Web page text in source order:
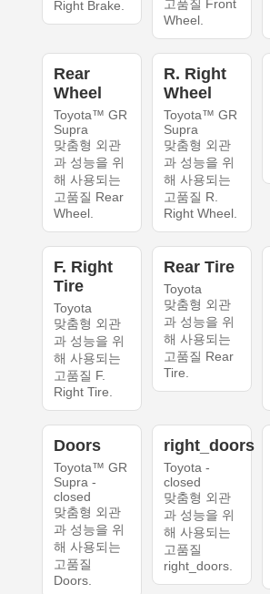
Right Brake.
고품질 Front
Wheel.
Rear
Wheel
Toyota™ GR
Supra
맞춤형 외관
과 성능을 위
해 사용되는
고품질 Rear
Wheel.
R. Right
Wheel
Toyota™ GR
Supra
맞춤형 외관
과 성능을 위
해 사용되는
고품질 R.
Right Wheel.
F. Right
Tire
Toyota
맞춤형 외관
과 성능을 위
해 사용되는
고품질 F.
Right Tire.
Rear Tire
Toyota
맞춤형 외관
과 성능을 위
해 사용되는
고품질 Rear
Tire.
Doors
Toyota™ GR
Supra -
closed
맞춤형 외관
과 성능을 위
해 사용되는
고품질
Doors.
right_doors
Toyota -
closed
맞춤형 외관
과 성능을 위
해 사용되는
고품질
right_doors.